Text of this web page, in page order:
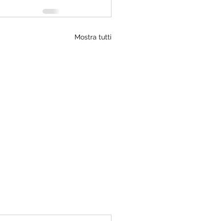
Mostra tutti